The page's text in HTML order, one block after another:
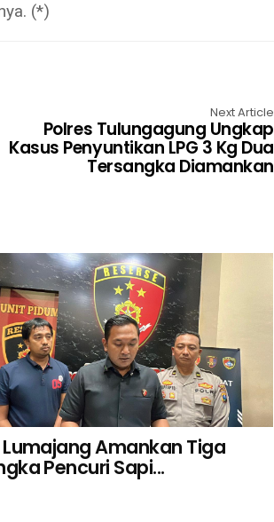
(*)
Next Article
Polres Tulungagung Ungkap
Kasus Penyuntikan LPG 3 Kg Dua
Tersangka Diamankan
Lumajang Amankan Tiga
Pencuri Sapi...